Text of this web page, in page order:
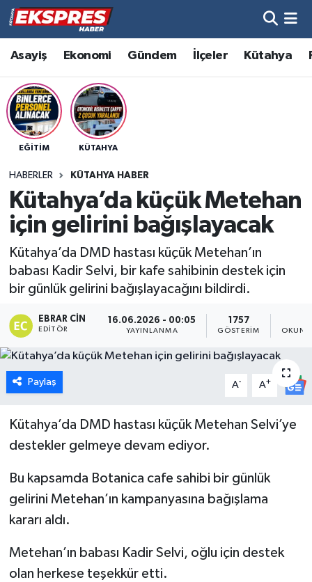
Asayiş Ekonomi Gündem İlçeler Kütahya
EĞITIM KÜTAHYA
HABERLER KÜTAHYA HABER
Kütahya’da küçük Metehan
için gelirini bağışlayacak
Kütahya’da DMD hastası küçük Metehan’ın
babası Kadir Selvi, bir kafe sahibinin destek için
bir günlük gelirini bağışlayacağını bildirdi.
EBRAR CIN
EDITÖR
16.06.2026 - 00:05
YAYINLANMA
1757
GÖSTERIM
Paylaş A- A+
Kütahya’da DMD hastası küçük Metehan Selvi’ye
destekler gelmeye devam ediyor.
Bu kapsamda Botanica cafe sahibi bir günlük
gelirini Metehan’ın kampanyasına bağışlama
kararı aldı.
Metehan’ın babası Kadir Selvi, oğlu için destek
olan herkese teşekkür etti.
Altıntaş
Asayiş
Aslanapa
Bölge
Çavdarhisar
Domaniç
Eğitim
Emet
Foto Galeri
Gediz
Genel
Hava Durumu
Trafik Durumu
Süper Lig Puan Durumu ve Fikstür
Son Dakika Haberleri
Haber Arşivi